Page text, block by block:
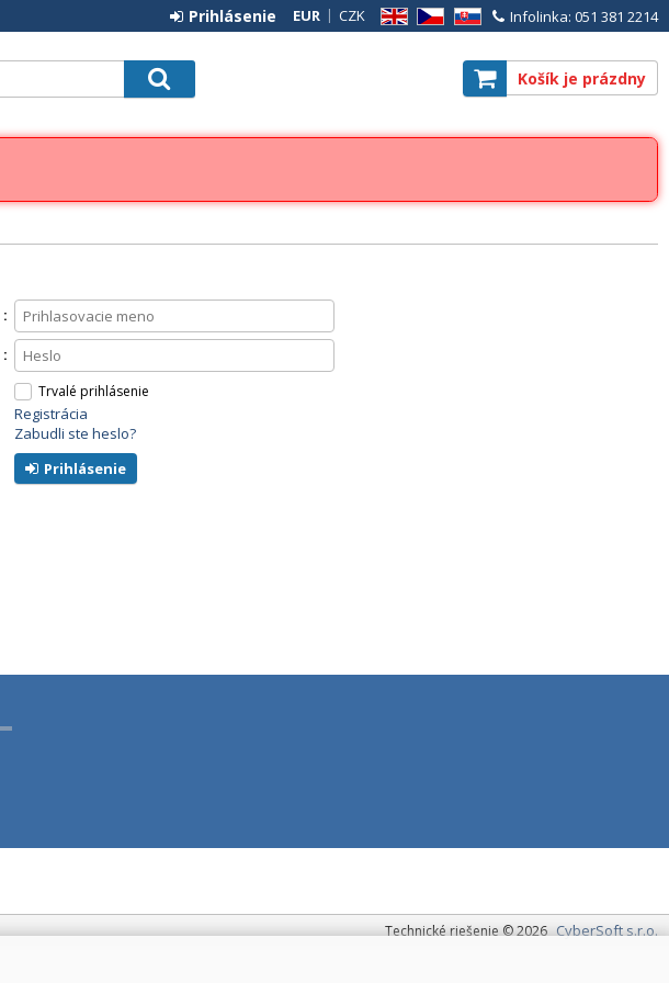
Infolinka: 051 381 2214
EN CZ SK
EUR CZK
Prihlásenie
Košík je prázdny
Trvalé prihlásenie
Registrácia
Zabudli ste heslo?
Prihlásenie
Technické riešenie © 2026 CyberSoft s.r.o.